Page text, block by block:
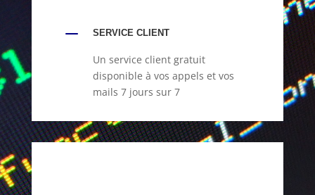
K SERVICE CLIENT
Un service client gratuit
disponible à vos appels et vos
mails 7 jours sur 7